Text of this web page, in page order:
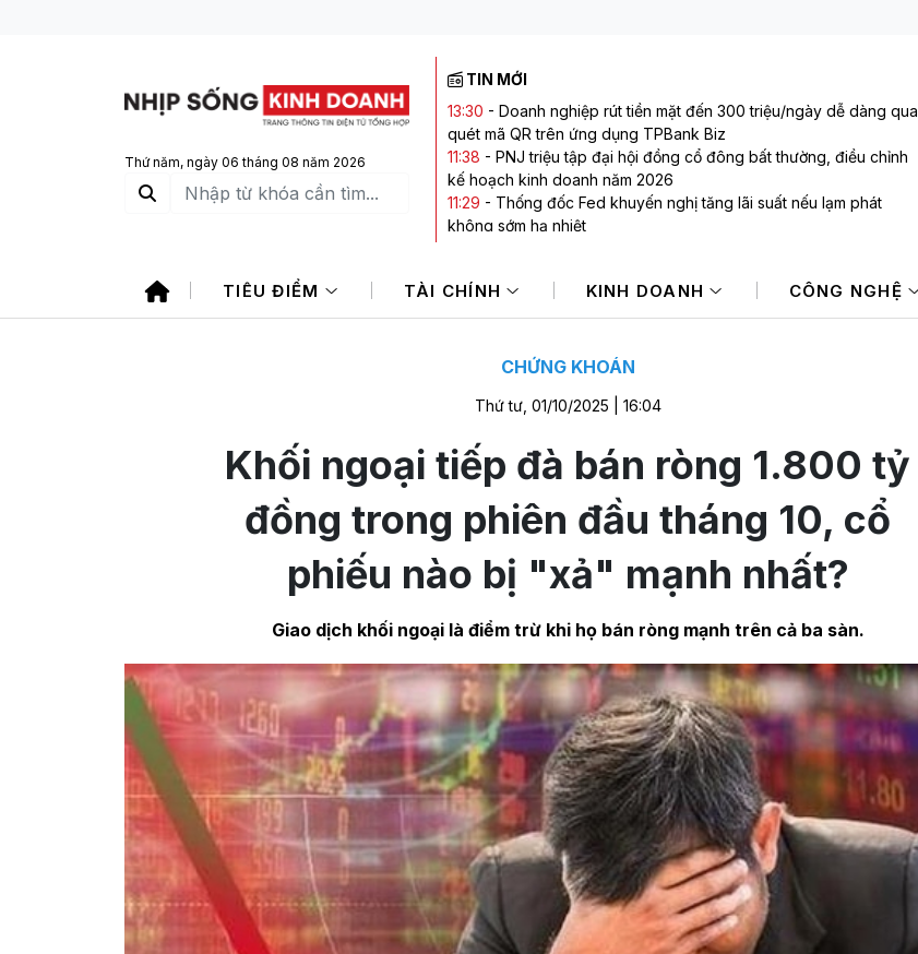
Thứ năm, ngày 06 tháng 08 năm 2026
TIN MỚI
13:30 - Doanh nghiệp rút tiền mặt đến 300 triệu/ngày dễ dàng qua
quét mã QR trên ứng dụng TPBank Biz
11:38 - PNJ triệu tập đại hội đồng cổ đông bất thường, điều chỉnh
kế hoạch kinh doanh năm 2026
11:29 - Thống đốc Fed khuyến nghị tăng lãi suất nếu lạm phát
không sớm hạ nhiệt
101.000 tỷ đồng
10:22-Động thái mới của Hoá chất Đức Giang sau biến cố khởi tố
TIÊU ĐIỂM TÀI CHÍNH KINH DOANH CÔNG NGHỆ
CHỨNG KHOÁN
Thứ tư, 01/10/2025 | 16:04
Khối ngoại tiếp đà bán ròng 1.800 tỷ
đồng trong phiên đầu tháng 10, cổ
phiếu nào bị "xả" mạnh nhất?
Giao dịch khối ngoại là điểm trừ khi họ bán ròng mạnh trên cả ba sàn.